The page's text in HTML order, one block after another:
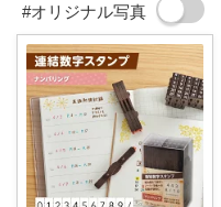
#オリジナル写真